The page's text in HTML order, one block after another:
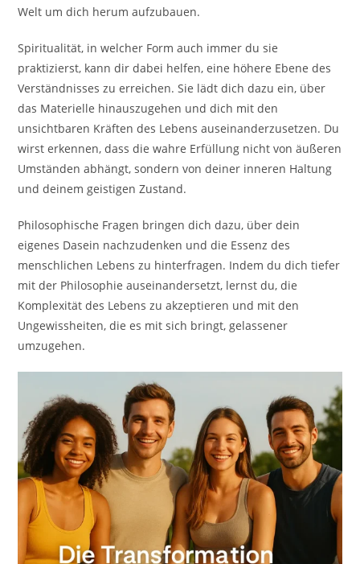
Welt um dich herum aufzubauen.
Spiritualität, in welcher Form auch immer du sie
praktizierst, kann dir dabei helfen, eine höhere Ebene des
Verständnisses zu erreichen. Sie lädt dich dazu ein, über
das Materielle hinauszugehen und dich mit den
unsichtbaren Kräften des Lebens auseinanderzusetzen. Du
wirst erkennen, dass die wahre Erfüllung nicht von äußeren
Umständen abhängt, sondern von deiner inneren Haltung
und deinem geistigen Zustand.
Philosophische Fragen bringen dich dazu, über dein
eigenes Dasein nachzudenken und die Essenz des
menschlichen Lebens zu hinterfragen. Indem du dich tiefer
mit der Philosophie auseinandersetzt, lernst du, die
Komplexität des Lebens zu akzeptieren und mit den
Ungewissheiten, die es mit sich bringt, gelassener
umzugehen.